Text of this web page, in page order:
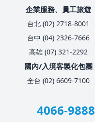
企業服務、員工旅遊
台北 (02) 2718-8001
台中 (04) 2326-7666
高雄 (07) 321-2292
國內/入境客製化包團
全台 (02) 6609-7100
4066-9888